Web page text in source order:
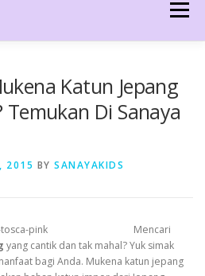
Menu
Katun Jepang
Temukan Di Sanaya
2015 BY SANAYAKIDS
Mencari
yang cantik dan tak mahal? Yuk simak
bagi Anda. Mukena katun jepang